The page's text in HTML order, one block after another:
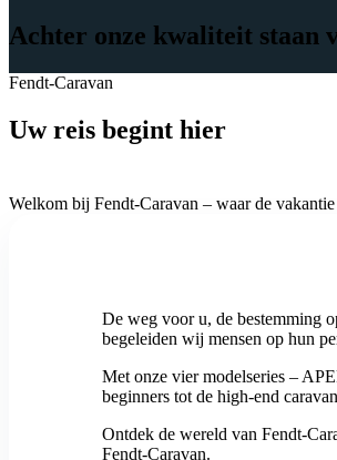
Achter onze kwaliteit staan
Fendt-Caravan
Uw reis begint hier
Welkom bij Fendt-Caravan – waar de
De weg voor u, de bestemming
begeleiden wij mensen op hun
Met onze vier modelseries –
beginners tot de high-end
Ontdek de wereld van Fendt-
Fendt-Caravan.